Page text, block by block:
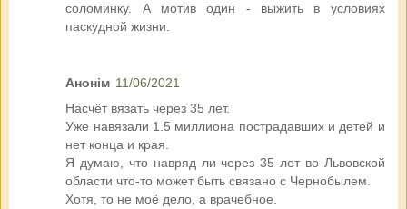
соломинку. А мотив один - выжить в условиях
паскудной жизни.
Анонім 11/06/2021
Насчёт вязать через 35 лет.
Уже навязали 1.5 миллиона пострадавших и детей и
нет конца и края.
Я думаю, что навряд ли через 35 лет во Львовской
области что-то может быть связано с Чернобылем.
Хотя, то не моё дело, а врачебное.